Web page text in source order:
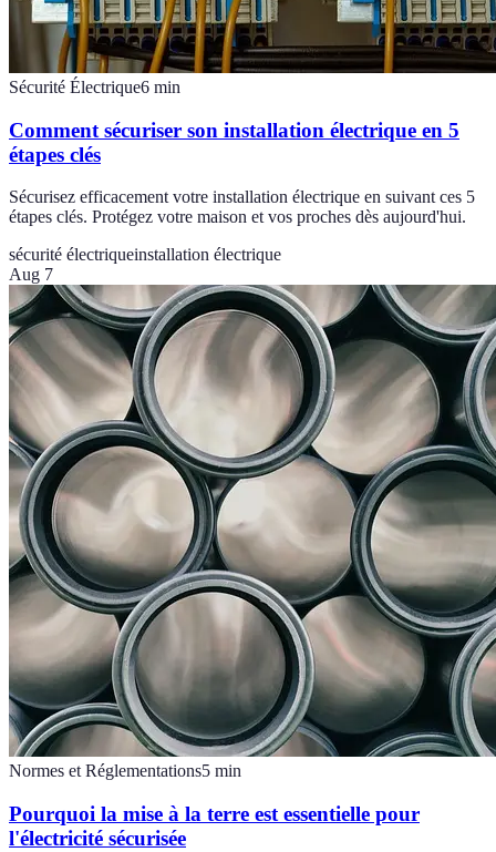
Sécurité Électrique6 min
Comment sécuriser son installation électrique en 5
étapes clés
Sécurisez efficacement votre installation électrique en suivant ces 5
étapes clés. Protégez votre maison et vos proches dès aujourd'hui.
sécurité électriqueinstallation électrique
Aug 7
Normes et Réglementations5 min
Pourquoi la mise à la terre est essentielle pour
l'électricité sécurisée